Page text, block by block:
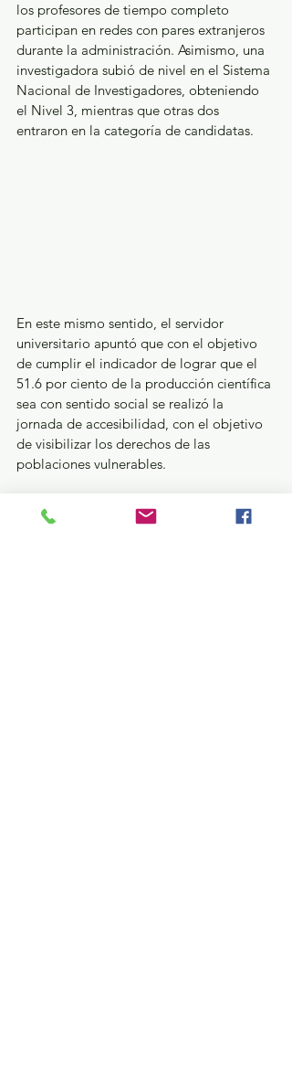
los profesores de tiempo completo
participan en redes con pares extranjeros
durante la administración. Asimismo, una
investigadora subió de nivel en el Sistema
Nacional de Investigadores, obteniendo
el Nivel 3, mientras que otras dos
entraron en la categoría de candidatas.
En este mismo sentido, el servidor
universitario apuntó que con el objetivo
de cumplir el indicador de lograr que el
51.6 por ciento de la producción científica
sea con sentido social se realizó la
jornada de accesibilidad, con el objetivo
de visibilizar los derechos de las
poblaciones vulnerables.
Finalmente, agradeció a la comunidad de
la Facultad de Arquitectura y Diseño por